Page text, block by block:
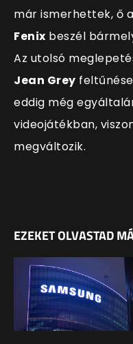
már ismerhettek, ő
Fenix beszél
Az utolsó
Jean Grey
eddig még
videojátékban,
megváltozik.
EZEKET OLVASTAD